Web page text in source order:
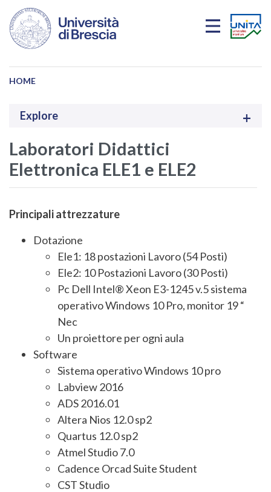
Skip to main content
HOME
Explore
Laboratori Didattici
Elettronica ELE1 e ELE2
Principali attrezzature
Dotazione
Ele1: 18 postazioni Lavoro (54 Posti)
Ele2: 10 Postazioni Lavoro (30 Posti)
Pc Dell Intel® Xeon E3-1245 v.5 sistema
operativo Windows 10 Pro, monitor 19 “
Nec
Un proiettore per ogni aula
Software
Sistema operativo Windows 10 pro
Labview 2016
ADS 2016.01
Altera Nios 12.0 sp2
Quartus 12.0 sp2
Atmel Studio 7.0
Cadence Orcad Suite Student
CST Studio